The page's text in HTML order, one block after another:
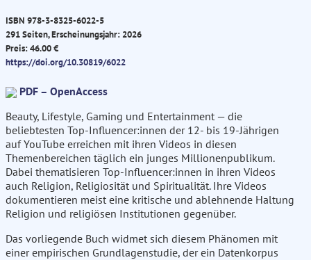
ISBN 978-3-8325-6022-5
291 Seiten, Erscheinungsjahr: 2026
Preis: 46.00 €
https://doi.org/10.30819/6022
PDF – OpenAccess
Beauty, Lifestyle, Gaming und Entertainment — die
beliebtesten Top-Influencer:innen der 12- bis 19-Jährigen
auf YouTube erreichen mit ihren Videos in diesen
Themenbereichen täglich ein junges Millionenpublikum.
Dabei thematisieren Top-Influencer:innen in ihren Videos
auch Religion, Religiosität und Spiritualität. Ihre Videos
dokumentieren meist eine kritische und ablehnende Haltung
Religion und religiösen Institutionen gegenüber.
Das vorliegende Buch widmet sich diesem Phänomen mit
einer empirischen Grundlagenstudie, der ein Datenkorpus